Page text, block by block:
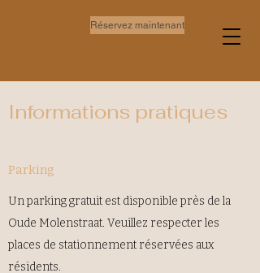
Réservez maintenant
Informations pratiques
Parking
Un parking gratuit est disponible près de la
Oude Molenstraat. Veuillez respecter les
places de stationnement réservées aux
résidents.